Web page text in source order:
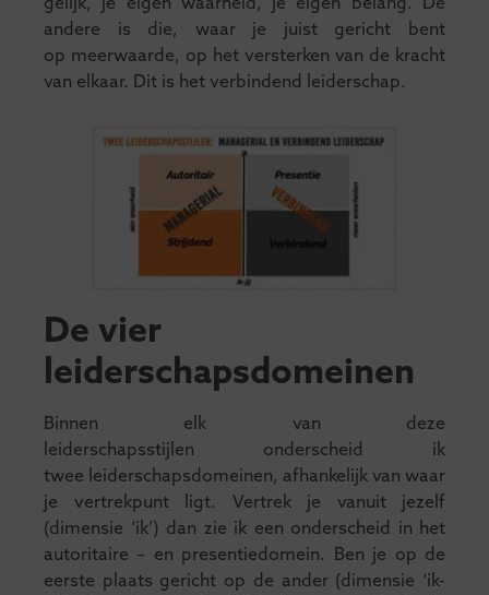
andere is die, waar je juist gericht bent
op meerwaarde, op het versterken van de kracht
van elkaar. Dit is het verbindend leiderschap.
De vier
leiderschapsdomeinen
Binnen elk van deze
leiderschapsstijlen onderscheid ik
twee leiderschapsdomeinen, afhankelijk van waar
je vertrekpunt ligt. Vertrek je vanuit jezelf
(dimensie ‘ik’) dan zie ik een onderscheid in het
autoritaire – en presentiedomein. Ben je op de
eerste plaats gericht op de ander (dimensie ‘ik-